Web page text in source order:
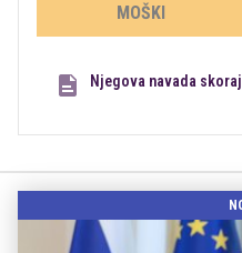
MOŠKI
Njegova navada